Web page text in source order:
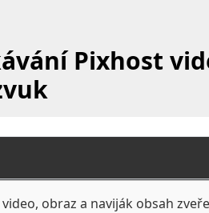
Pixhost
obraz a naviják obsah